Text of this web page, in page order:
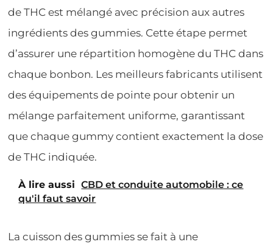
de THC est mélangé avec précision aux autres
ingrédients des gummies. Cette étape permet
d’assurer une répartition homogène du THC dans
chaque bonbon. Les meilleurs fabricants utilisent
des équipements de pointe pour obtenir un
mélange parfaitement uniforme, garantissant
que chaque gummy contient exactement la dose
de THC indiquée.
À lire aussi
CBD et conduite automobile : ce
qu'il faut savoir
La cuisson des gummies se fait à une